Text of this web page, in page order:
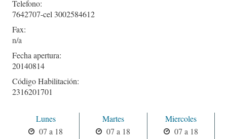
Telefono:
7642707-cel 3002584612
Fax:
Fecha apertura:
20140814
Código Habilitación:
2316201701
Lunes
07 a 18
Martes
07 a 18
Miercoles
07 a 18